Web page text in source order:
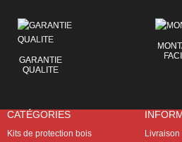
GARANTIE
QUALITE
CATÉGORIES
Kits de protection bois
Livraison